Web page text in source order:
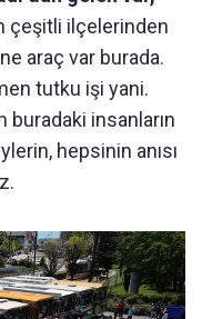
çeşitli ilçelerinden
araç var burada.
tutku işi yani.
buradaki insanların
hepsinin anısı